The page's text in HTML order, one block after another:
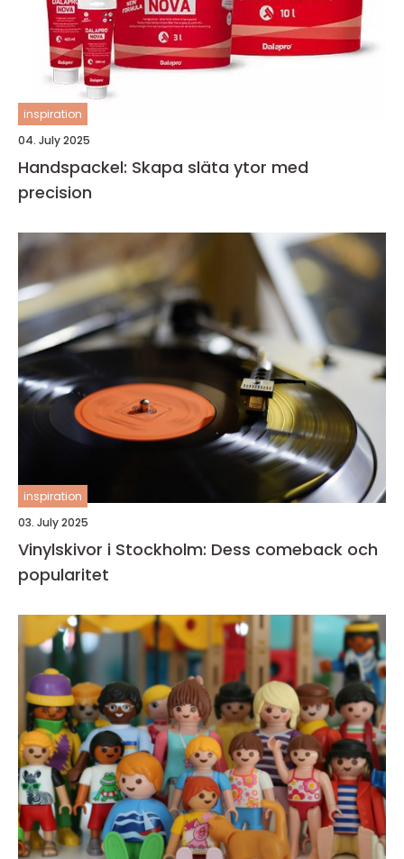
inspiration
04. July 2025
Handspackel: Skapa släta ytor med
precision
inspiration
03. July 2025
Vinylskivor i Stockholm: Dess comeback och
popularitet